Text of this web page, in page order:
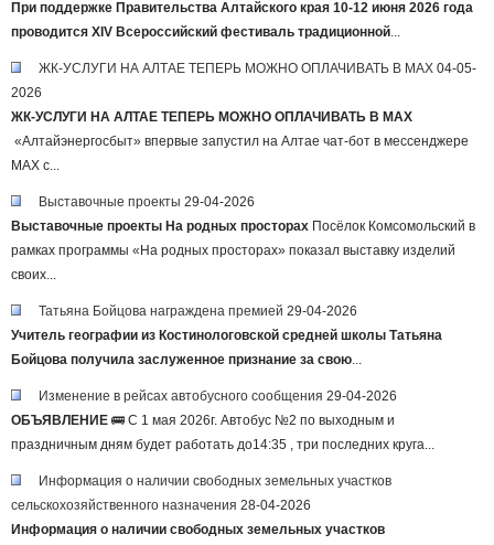
При поддержке Правительства Алтайского края 10-12 июня 2026 года
проводится XIV Всероссийский фестиваль традиционной...
ЖК-УСЛУГИ НА АЛТАЕ ТЕПЕРЬ МОЖНО ОПЛАЧИВАТЬ В MAX 04-05-
2026
ЖК-УСЛУГИ НА АЛТАЕ ТЕПЕРЬ МОЖНО ОПЛАЧИВАТЬ В MAX
«Алтайэнергосбыт» впервые запустил на Алтае чат-бот в мессенджере
MAX с...
Выставочные проекты 29-04-2026
Выставочные проекты На родных просторах Посёлок Комсомольский в
рамках программы «На родных просторах» показал выставку изделий
своих...
Татьяна Бойцова награждена премией 29-04-2026
Учитель географии из Костинологовской средней школы Татьяна
Бойцова получила заслуженное признание за свою...
Изменение в рейсах автобусного сообщения 29-04-2026
ОБЪЯВЛЕНИЕ 🚌 С 1 мая 2026г. Автобус №2 по выходным и
праздничным дням будет работать до14:35 , три последних круга...
Информация о наличии свободных земельных участков
сельскохозяйственного назначения 28-04-2026
Информация о наличии свободных земельных участков